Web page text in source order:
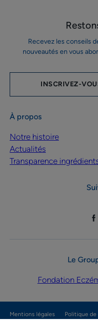
Recevez les conseils
nouveautés en vous
INSCRIVEZ-
À propos
Notre histoire
Actualités
Transparence
Le
Fondation
Mentions légales Politique